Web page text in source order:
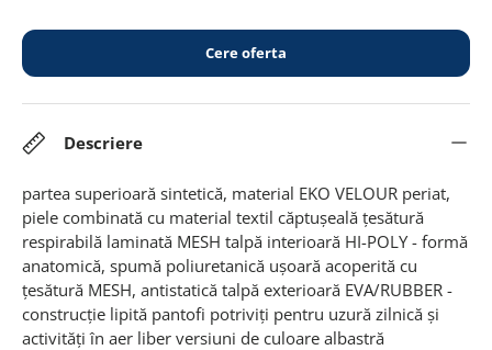
Cere oferta
Descriere
partea superioară sintetică, material EKO VELOUR periat,
piele combinată cu material textil căptușeală țesătură
respirabilă laminată MESH talpă interioară HI-POLY - formă
anatomică, spumă poliuretanică ușoară acoperită cu
țesătură MESH, antistatică talpă exterioară EVA/RUBBER -
construcție lipită pantofi potriviți pentru uzură zilnică și
activități în aer liber versiuni de culoare albastră